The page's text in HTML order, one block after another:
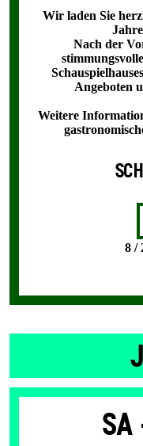
Wir laden Sie
Nach der
Angeboten
Weitere
8 /
Sa